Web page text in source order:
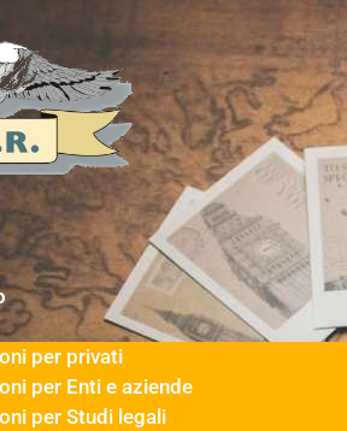
per privati
per Enti e aziende
per Studi legali